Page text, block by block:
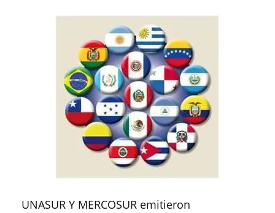
UNASUR Y MERCOSUR emitieron